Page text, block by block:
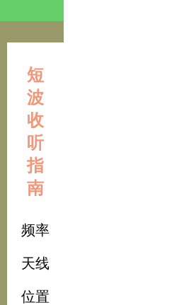
短
波
收
听
指
南
频率
天线
位置